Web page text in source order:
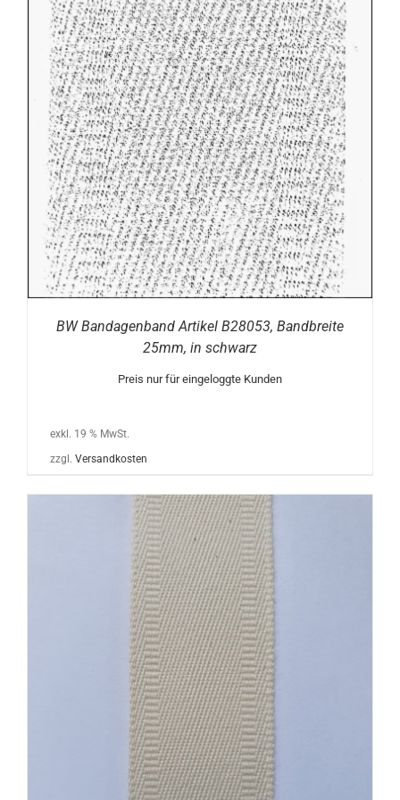
BW Bandagenband Artikel B28053, Bandbreite
25mm, in schwarz
Preis nur für eingeloggte Kunden
exkl. 19 % MwSt.
zzgl. Versandkosten